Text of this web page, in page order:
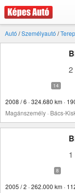
Autó /Személyautó /
2
2008 / 6 · 324.680 km ·
Magánszemély · Bács-
2005 / 2 · 262.000 km ·